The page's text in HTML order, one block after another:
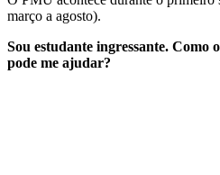
março a agosto).
Sou estudante ingressante. Como
pode me ajudar?